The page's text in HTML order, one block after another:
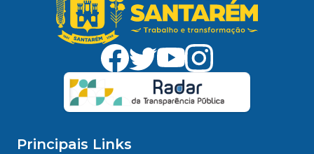
Principais Links